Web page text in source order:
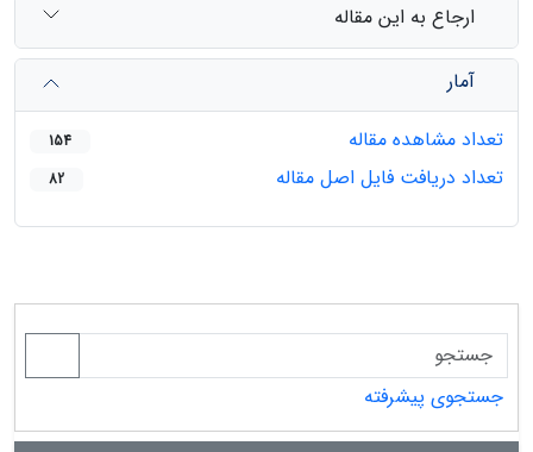
ارجاع به این مقاله
آمار
تعداد مشاهده مقاله
154
تعداد دریافت فایل اصل مقاله 82
جستجوی پیشرفته